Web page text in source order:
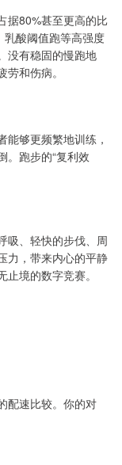
据80%甚至更高的比
乳酸阈值跑等高强度
没有稳固的慢跑地
和伤病。
够更频繁地训练，
。跑步的“复利效
、轻快的步伐、周
力，带来内心的平静
境的数字竞赛。
配速比较。你的对